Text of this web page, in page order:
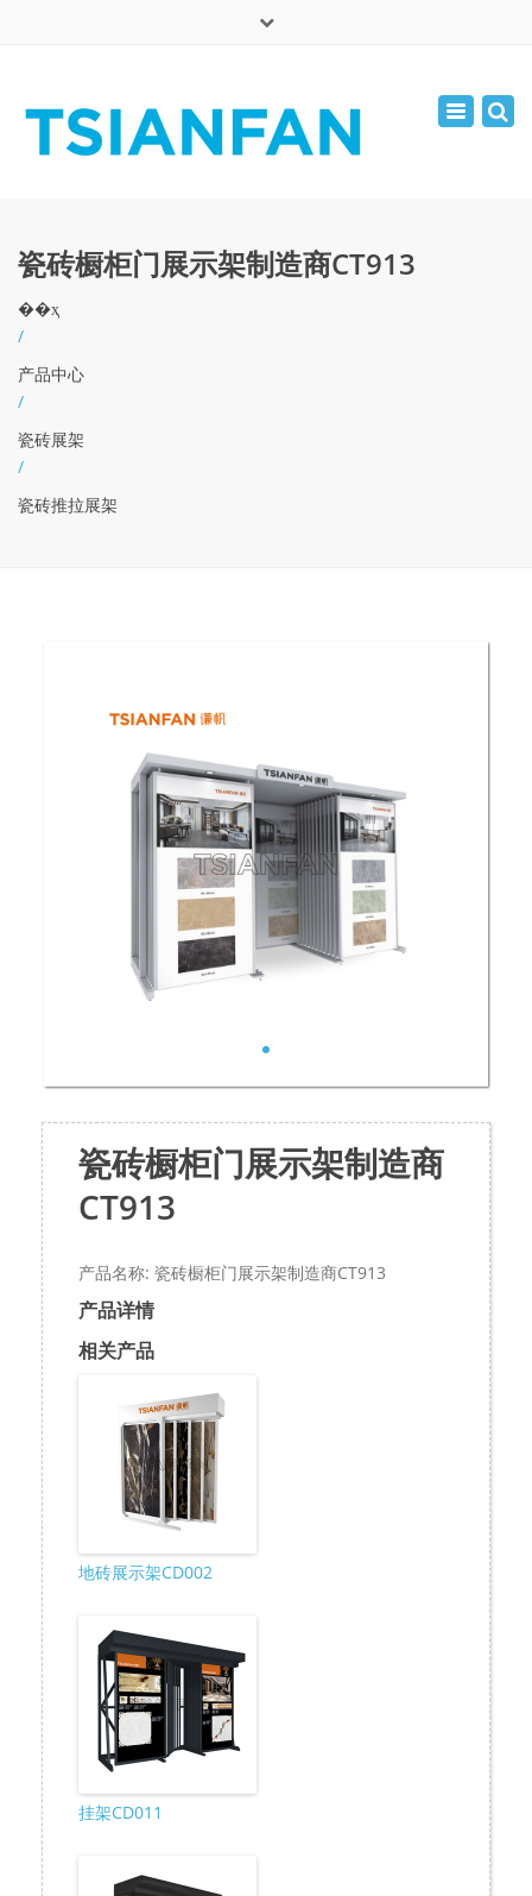
周一 - 周六: 7:00 - 17:00
Toggle
瓷砖橱柜门展示架制造商CT913
��ҳ
/
产品中心
/
瓷砖展架
/
瓷砖推拉展架
瓷砖橱柜门展示架制造商
CT913
产品名称: 瓷砖橱柜门展示架制造商CT913
产品详情
相关产品
地砖展示架CD002
挂架CD011